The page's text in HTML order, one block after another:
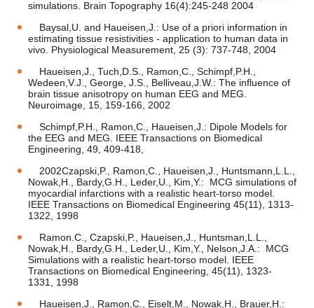
simulations. Brain Topography 16(4):245-248 2004
Baysal,U. and Haueisen,J.: Use of a priori information in
estimating tissue resistivities - application to human data in
vivo. Physiological Measurement, 25 (3): 737-748, 2004
Haueisen,J., Tuch,D.S., Ramon,C., Schimpf,P.H.,
Wedeen,V.J., George, J.S., Belliveau,J.W.: The influence of
brain tissue anisotropy on human EEG and MEG.
Neuroimage, 15, 159-166, 2002
Schimpf,P.H., Ramon,C., Haueisen,J.: Dipole Models for
the EEG and MEG. IEEE Transactions on Biomedical
Engineering, 49, 409-418,
2002Czapski,P., Ramon,C., Haueisen,J., Huntsmann,L.L.,
Nowak,H., Bardy,G.H., Leder,U., Kim,Y.: MCG simulations of
myocardial infarctions with a realistic heart-torso model.
IEEE Transactions on Biomedical Engineering 45(11), 1313-
1322, 1998
Ramon.C., Czapski,P., Haueisen,J., Huntsman,L.L.,
Nowak,H., Bardy,G.H., Leder,U., Kim,Y., Nelson,J.A.: MCG
Simulations with a realistic heart-torso model. IEEE
Transactions on Biomedical Engineering, 45(11), 1323-
1331, 1998
Haueisen,J., Ramon,C., Eiselt,M., Nowak,H., Brauer,H.: